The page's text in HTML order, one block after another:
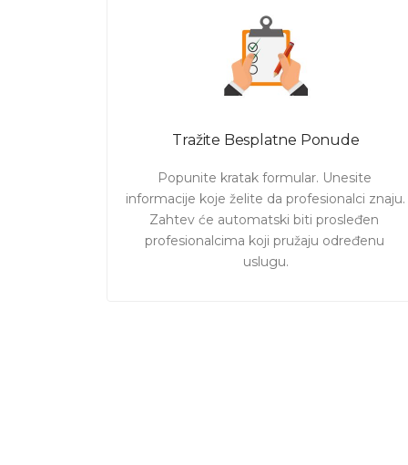
Tražite Besplatne Ponude
Popunite kratak formular. Unesite
informacije koje želite da profesionalci znaju.
Zahtev će automatski biti prosleđen
profesionalcima koji pružaju određenu
uslugu.